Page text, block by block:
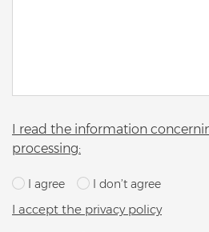
I read the information
processing:
I agree I don’t agree
I accept the privacy policy